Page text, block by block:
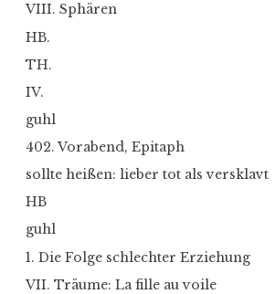
VIII. Sphären
HB.
TH.
IV.
guhl
402. Vorabend, Epitaph
sollte heißen: lieber tot als versklavt
HB
guhl
1. Die Folge schlechter Erziehung
VII. Träume: La fille au voile